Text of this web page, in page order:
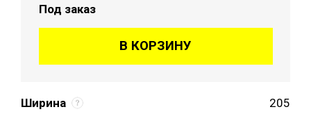
Ширина 205
Под заказ
В КОРЗИНУ